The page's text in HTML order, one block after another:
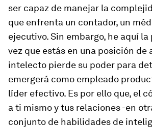
ser capaz de manejar la
que enfrenta un contador, un
ejecutivo. Sin embargo, he aquí la
vez que estás en una posición de
intelecto pierde su poder para
emergerá como empleado
líder efectivo. Es por ello que, el
a ti mismo y tus relaciones -en
conjunto de habilidades de